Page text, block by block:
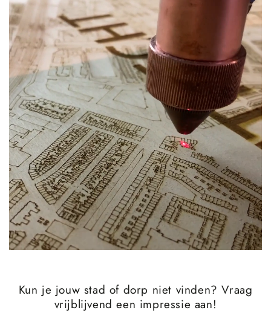
Kun je jouw stad of dorp niet vinden? Vraag
vrijblijvend een impressie aan!